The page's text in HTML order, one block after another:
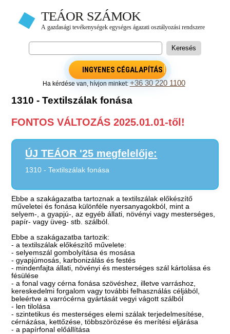
INGYENES CÉGALAPÍTÁS
Ha kérdése van, hívjon minket:+36 30 220 1100
1310 - Textilszálak fonása
FONTOS VÁLTOZÁS 2025.01.01-től!
ÚJ TEÁOR '25 megfelelője:
1310 - Textilszálak fonása
Ebbe a szakágazatba tartoznak a textilszálak előkészítő
műveletei és fonása különféle nyersanyagokból, mint a
selyem-, a gyapjú-, az egyéb állati, növényi vagy mesterséges,
papír- vagy üveg- stb. szálból.
Ebbe a szakágazatba tartozik:
- a textilszálak előkészítő művelete:
- selyemszál gombolyítása és mosása
- gyapjúmosás, karbonizálás és festés
- mindenfajta állati, növényi és mesterséges szál kártolása és
fésülése
- a fonal vagy cérna fonása szövéshez, illetve varráshoz,
kereskedelmi forgalom vagy további felhasználás céljából,
beleértve a varrócérna gyártását vegyi vágott szálból
- len tilolása
- szintetikus és mesterséges elemi szálak terjedelmesítése,
cérnázása, kettőzése, többszörözése és merítési eljárása
- a papírfonal előállítása